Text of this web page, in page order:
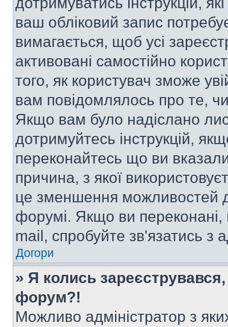
ваш обліковий запис
вимагається, щоб усі
активовані самостійно
того, як користувач зможе
вам повідомлялось про те,
Якщо вам було надіслано
дотримуйтесь інструкцій,
переконайтесь що ви
причина, з якої
це зменшення можливостей
форумі. Якщо ви
mail, спробуйте зв'язатись з
Догори
» Я колись
форум?!
Можливо адміністратор з